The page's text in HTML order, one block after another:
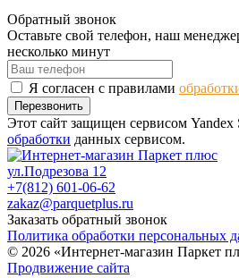
Обратный звонок
Оставьте свой телефон, наш
несколько минут
Я согласен с правилами
Перезвонить
Этот сайт защищен сервисом Yandex
обработки данных сервисом.
ул.Подрезова 12
+7(812) 601-06-62
zakaz@parquetplus.ru
Заказать обратный звонок
Политика обработки персональных
© 2026 «Интернет-магазин Паркет
Продвижение сайта